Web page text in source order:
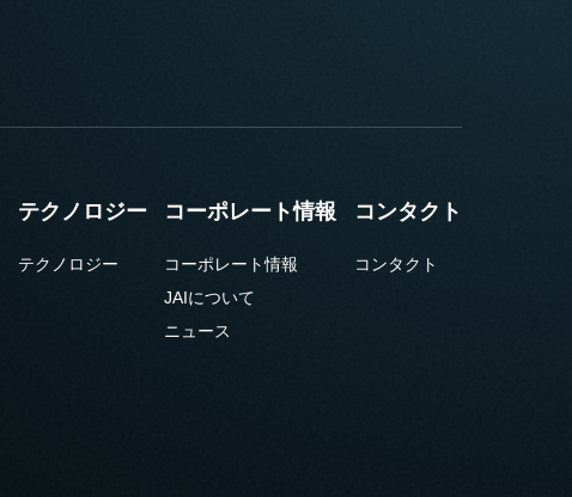
テクノロジー
テクノロジー
コーポレート情報
コーポレート情報
JAIについて
ニュース
コンタクト
コンタクト